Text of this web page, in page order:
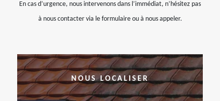
En cas d’urgence, nous intervenons dans l’immédiat, n’hésitez pas
à nous contacter via le formulaire ou à nous appeler.
NOUS LOCALISER